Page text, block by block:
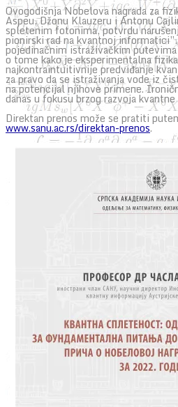
Ovogodišnja Nobelova nagrada za
Aspeu, Džonu Klauzeru i Antonu
spletenim fotonima, potvrdu
pionirski rad na kvantnoj
pojedinačnim istraživačkim
o tome kako je eksperimentalna
najkontraintuitivnije predviđanje
za pravo da se istraživanja vode iz
na potencijal njihove primene.
danas u fokusu brzog razvoja
Direktan prenos može se pratiti
www.sanu.ac.rs/direktan-prenos.